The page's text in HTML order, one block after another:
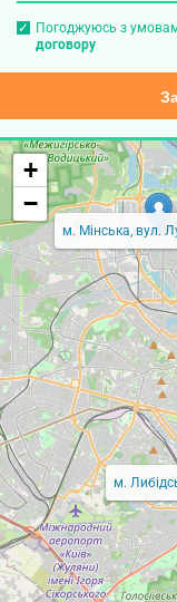
Погоджуюсь з
договору
м. Мінська, вул.
м.
+
−